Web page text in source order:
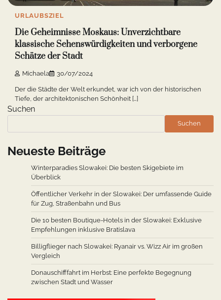
URLAUBSZIEL
Die Geheimnisse Moskaus: Unverzichtbare
klassische Sehenswürdigkeiten und verborgene
Schätze der Stadt
Michaela 30/07/2024
Der die Städte der Welt erkundet, war ich von der historischen
Tiefe, der architektonischen Schönheit […]
Suchen
Suchen
Neueste Beiträge
Winterparadies Slowakei: Die besten Skigebiete im
Überblick
Öffentlicher Verkehr in der Slowakei: Der umfassende Guide
für Zug, Straßenbahn und Bus
Die 10 besten Boutique-Hotels in der Slowakei: Exklusive
Empfehlungen inklusive Bratislava
Billigflieger nach Slowakei: Ryanair vs. Wizz Air im großen
Vergleich
Donauschifffahrt im Herbst: Eine perfekte Begegnung
zwischen Stadt und Wasser